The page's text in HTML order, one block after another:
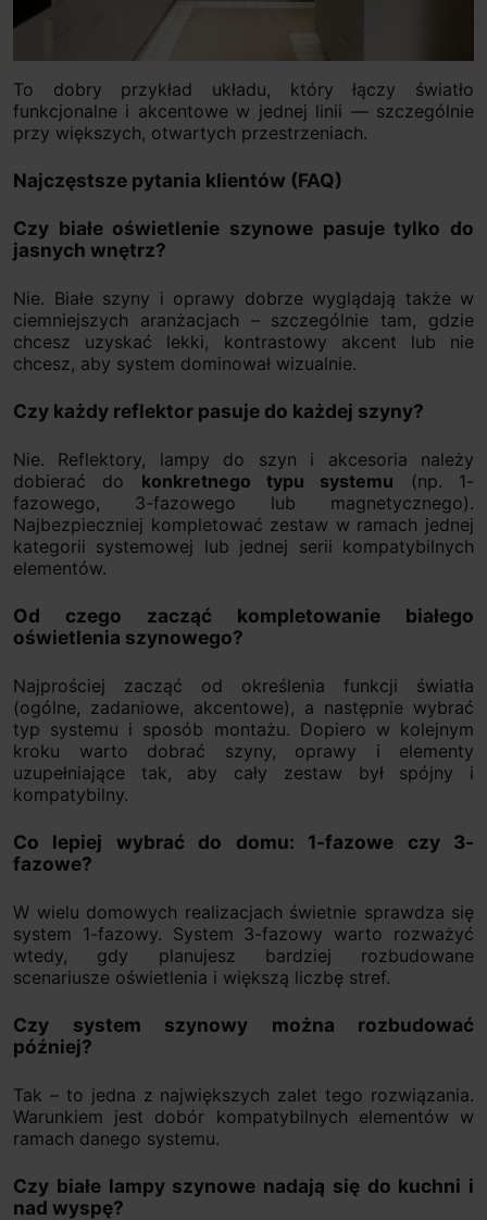
To dobry przykład układu, który łączy światło
funkcjonalne i akcentowe w jednej linii — szczególnie
przy większych, otwartych przestrzeniach.
Najczęstsze pytania klientów (FAQ)
Czy białe oświetlenie szynowe pasuje tylko do
jasnych wnętrz?
Nie. Białe szyny i oprawy dobrze wyglądają także w
ciemniejszych aranżacjach – szczególnie tam, gdzie
chcesz uzyskać lekki, kontrastowy akcent lub nie
chcesz, aby system dominował wizualnie.
Czy każdy reflektor pasuje do każdej szyny?
Nie. Reflektory, lampy do szyn i akcesoria należy
dobierać do konkretnego typu systemu (np. 1-
fazowego, 3-fazowego lub magnetycznego).
Najbezpieczniej kompletować zestaw w ramach jednej
kategorii systemowej lub jednej serii kompatybilnych
elementów.
Od czego zacząć kompletowanie białego
oświetlenia szynowego?
Najprościej zacząć od określenia funkcji światła
(ogólne, zadaniowe, akcentowe), a następnie wybrać
typ systemu i sposób montażu. Dopiero w kolejnym
kroku warto dobrać szyny, oprawy i elementy
uzupełniające tak, aby cały zestaw był spójny i
kompatybilny.
Co lepiej wybrać do domu: 1-fazowe czy 3-
fazowe?
W wielu domowych realizacjach świetnie sprawdza się
system 1-fazowy. System 3-fazowy warto rozważyć
wtedy, gdy planujesz bardziej rozbudowane
scenariusze oświetlenia i większą liczbę stref.
Czy system szynowy można rozbudować
później?
Tak – to jedna z największych zalet tego rozwiązania.
Warunkiem jest dobór kompatybilnych elementów w
ramach danego systemu.
Czy białe lampy szynowe nadają się do kuchni i
nad wyspę?